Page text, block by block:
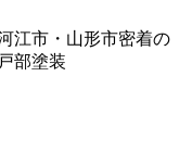
江市・山形市密着の
部塗装